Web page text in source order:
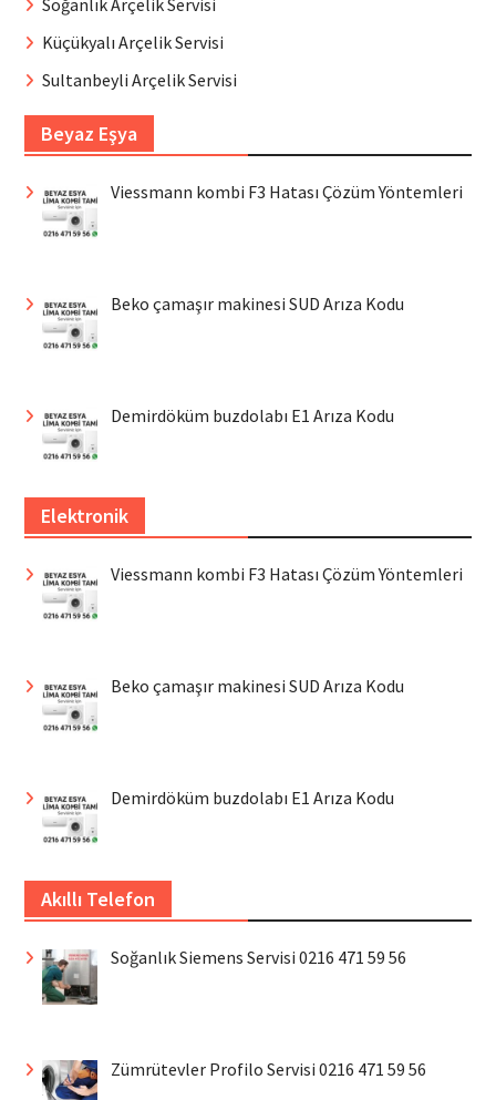
Küçükyalı Arçelik Servisi
Sultanbeyli Arçelik Servisi
Beyaz Eşya
Viessmann kombi F3 Hatası Çözüm Yöntemleri
Beko çamaşır makinesi SUD Arıza Kodu
Demirdöküm buzdolabı E1 Arıza Kodu
Elektronik
Viessmann kombi F3 Hatası Çözüm Yöntemleri
Beko çamaşır makinesi SUD Arıza Kodu
Demirdöküm buzdolabı E1 Arıza Kodu
Akıllı Telefon
Soğanlık Siemens Servisi 0216 471 59 56
Zümrütevler Profilo Servisi 0216 471 59 56